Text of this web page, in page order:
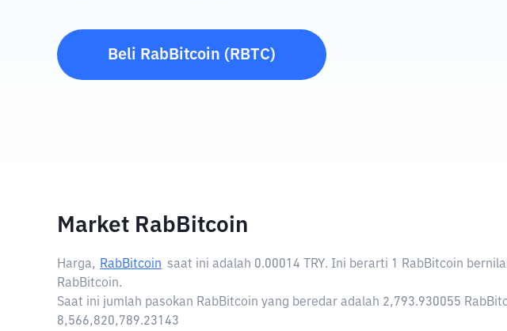
Beli RabBitcoin ( RBTC)
Market RabBitcoin
Harga, RabBitcoin saat ini adalah 0.00014 TRY. Ini berarti 1 RabBitcoin
RabBitcoin.
Saat ini jumlah pasokan RabBitcoin yang beredar adalah 2,793.930055
8,566,820,789.23143